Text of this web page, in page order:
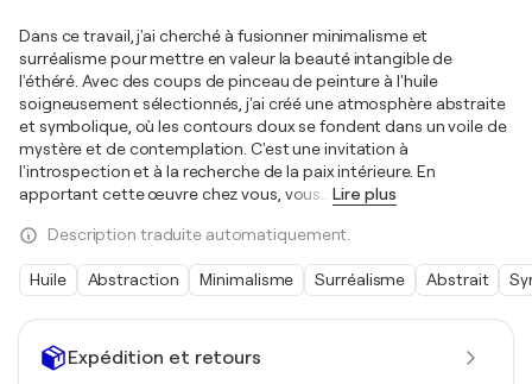
Expédition et retours
Dans ce travail, j'ai cherché à fusionner minimalisme et
surréalisme pour mettre en valeur la beauté intangible de
l'éthéré. Avec des coups de pinceau de peinture à l'huile
soigneusement sélectionnés, j'ai créé une atmosphère abstraite
et symbolique, où les contours doux se fondent dans un voile de
mystère et de contemplation. C'est une invitation à
l'introspection et à la recherche de la paix intérieure. En
apportant cette œuvre chez vous, vous
Lire plus
Description traduite automatiquement.
Huile Abstraction Minimalisme Surréalisme Abstrait